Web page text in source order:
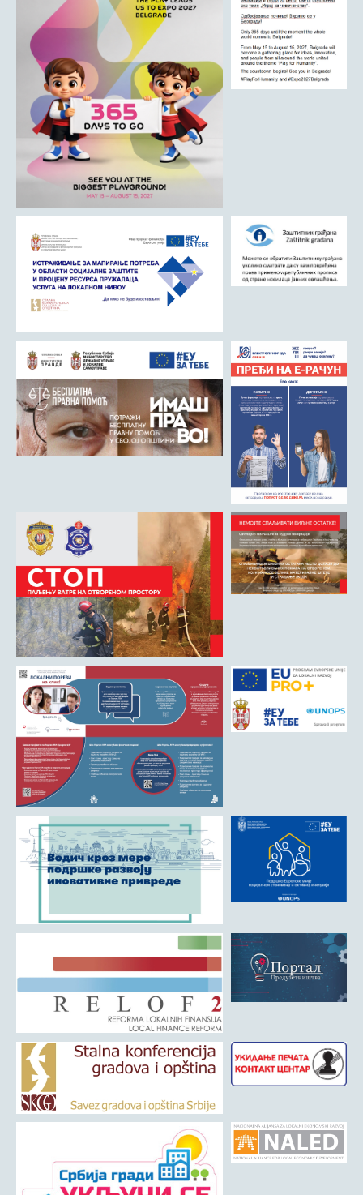
КОНТАКТ
Општина Љубовија
Установе од јавног значаја
АКТИ
Матична служба
Урбанизам и грађевинарство
Борачко-инвалидска заштита
Друштвена брига о деци
Служба за пољопривреду, водопривреду и заштиту животне
Приватно предузетништво
Бирачки списак